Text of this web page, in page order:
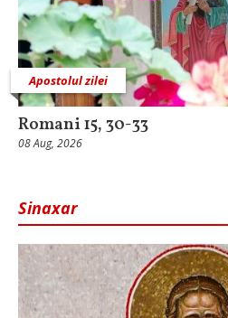
Apostolul zilei
Romani 15, 30-33
08 Aug, 2026
Sinaxar